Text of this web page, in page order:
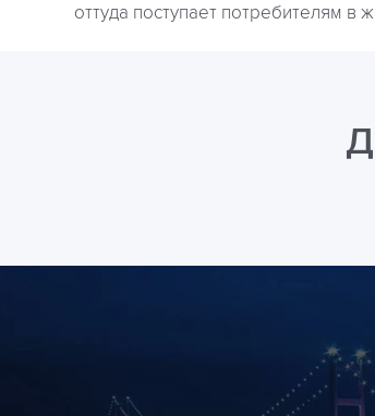
оттуда поступает потребителям в